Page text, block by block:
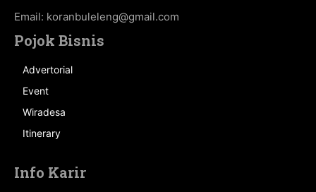
Email: koranbuleleng@gmail.com
Pojok Bisnis
Advertorial
Event
Wiradesa
Itinerary
Info Karir